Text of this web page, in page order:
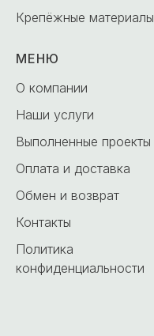
Крепёжные материалы
МЕНЮ
О компании
Наши услуги
Выполненные проекты
Оплата и доставка
Обмен и возврат
Контакты
Политика
конфиденциальности